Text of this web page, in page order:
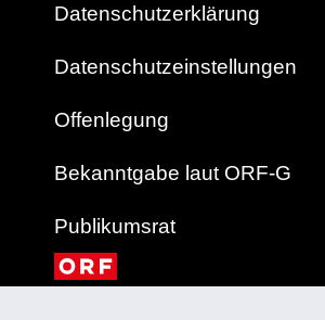
Datenschutzerklärung
Datenschutzeinstellungen
Offenlegung
Bekanntgabe laut ORF-G
Publikumsrat